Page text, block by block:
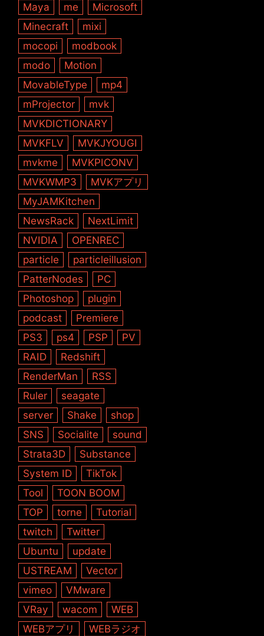
Maya
me
Microsoft
Minecraft
mixi
mocopi
modbook
modo
Motion
MovableType
mp4
mProjector
mvk
MVKDICTIONARY
MVKFLV
MVKJYOUGI
mvkme
MVKPICONV
MVKWMP3
MVKアプリ
MyJAMKitchen
NewsRack
NextLimit
NVIDIA
OPENREC
particle
particleillusion
PatterNodes
PC
Photoshop
plugin
podcast
Premiere
PS3
ps4 PSP
PV
RAID
Redshift
RenderMan
RSS
Ruler
seagate
server
Shake
shop
SNS
Socialite
sound
Strata3D
Substance
System ID
TikTok
Tool
TOON BOOM
TOP
torne
Tutorial
twitch
Twitter
Ubuntu
update
USTREAM
Vector
vimeo
VMware
VRay
wacom
WEB
WEBアプリ
WEBラジオ